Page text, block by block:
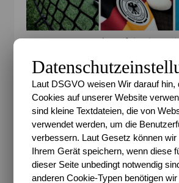
#bestofnine im Juni
kleinen Sohnes dabei zusammen
Mutti.
14 –Der kleine Sohnbesteht die
15 –
Von einem
viele Sammelkartenvon der
geschenkt, dass wir das Buch
Freundes tatsächlich auch voll
Laut DSGVO weisen Wir darauf hin,
Cookies auf unserer Website
sind kleine Textdateien, die von
verwendet werden, um die
verbessern. Laut Gesetz können
Ihrem Gerät speichern, wenn diese
dieser Seite unbedingt notwendig
anderen Cookie-Typen benötigen